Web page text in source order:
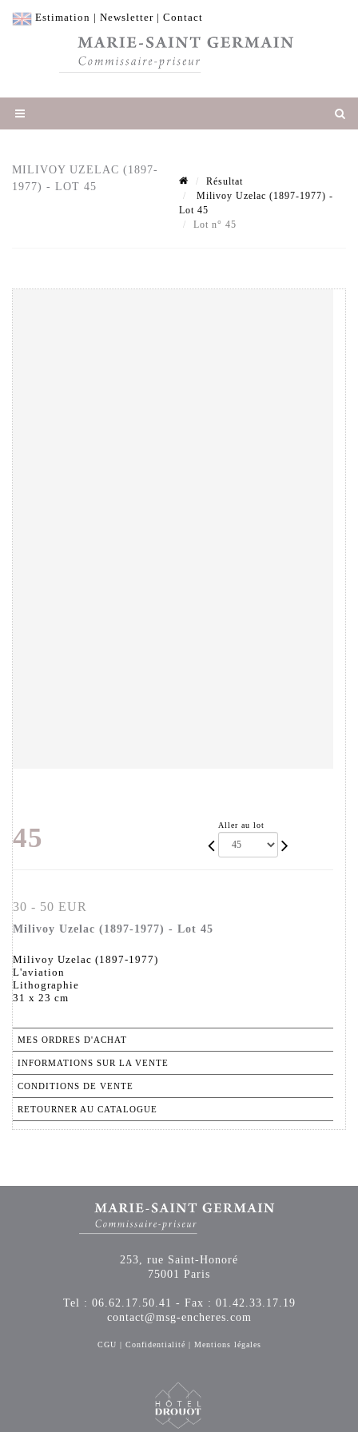
Estimation | Newsletter | Contact
MILIVOY UZELAC (1897-
1977) - LOT 45
Résultat
Milivoy Uzelac (1897-1977) -
Lot 45
Lot n° 45
45 Aller au lot
30 - 50 EUR
Milivoy Uzelac (1897-1977) - Lot 45
Milivoy Uzelac (1897-1977)
L'aviation
Lithographie
31 x 23 cm
MES ORDRES D'ACHAT
INFORMATIONS SUR LA VENTE
CONDITIONS DE VENTE
RETOURNER AU CATALOGUE
253, rue Saint-Honoré
75001 Paris
Tel : 06.62.17.50.41 - Fax : 01.42.33.17.19
contact@msg-encheres.com
CGU | Confidentialité | Mentions légales